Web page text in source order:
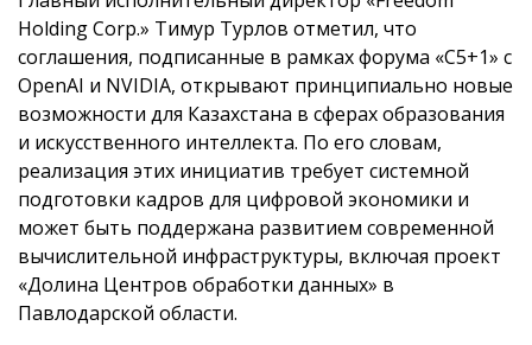
Holding Corp.» Тимур Турлов отметил, что
соглашения, подписанные в рамках форума «C5+1» с
OpenAI и NVIDIA, открывают принципиально новые
возможности для Казахстана в сферах образования
и искусственного интеллекта. По его словам,
реализация этих инициатив требует системной
подготовки кадров для цифровой экономики и
может быть поддержана развитием современной
вычислительной инфраструктуры, включая проект
«Долина Центров обработки данных» в
Павлодарской области.